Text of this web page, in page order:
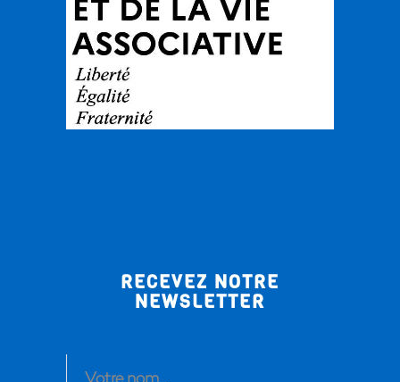
RECEVEZ NOTRE
NEWSLETTER